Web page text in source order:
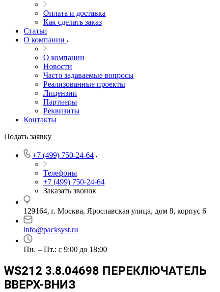
Оплата и доставка
Как сделать заказ
Статьи
О компании
О компании
Новости
Часто задаваемые вопросы
Реализованные проекты
Лицензии
Партнеры
Реквизиты
Контакты
Подать заявку
+7 (499) 750-24-64
Телефоны
+7 (499) 750-24-64
Заказать звонок
129164, г. Москва, Ярославская улица, дом 8, корпус 6
info@packsyst.ru
Пн. – Пт.: с 9:00 до 18:00
WS212 3.8.04698 ПЕРЕКЛЮЧАТЕЛЬ
ВВЕРХ-ВНИЗ